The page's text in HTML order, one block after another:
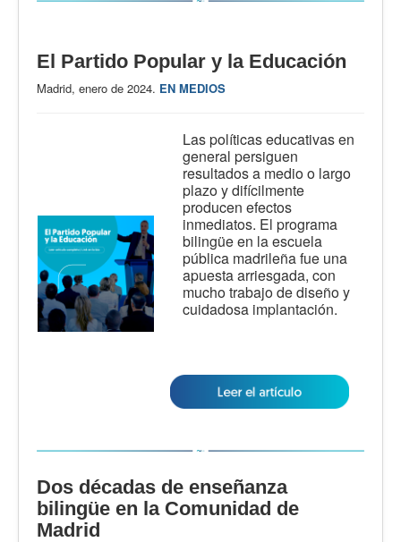
El Partido Popular y la Educación
Madrid, enero de 2024. EN MEDIOS
Las políticas educativas en
general persiguen
resultados a medio o largo
plazo y difícilmente
producen efectos
inmediatos. El programa
bilingüe en la escuela
pública madrileña fue una
apuesta arriesgada, con
mucho trabajo de diseño y
cuidadosa implantación.
Dos décadas de enseñanza
bilingüe en la Comunidad de
Madrid